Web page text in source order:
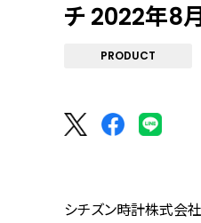
チ 2022年8
PRODUCT
シチズン時計株式会社